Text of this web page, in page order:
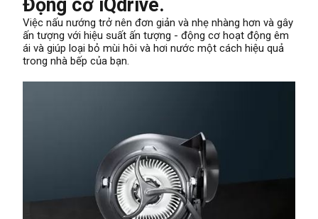
Động cơ iQdrive.
Việc nấu nướng trở nên đơn giản và nhẹ nhàng hơn và gây
ấn tượng với hiệu suất ấn tượng - động cơ hoạt động êm
ái và giúp loại bỏ mùi hôi và hơi nước một cách hiệu quả
trong nhà bếp của bạn.